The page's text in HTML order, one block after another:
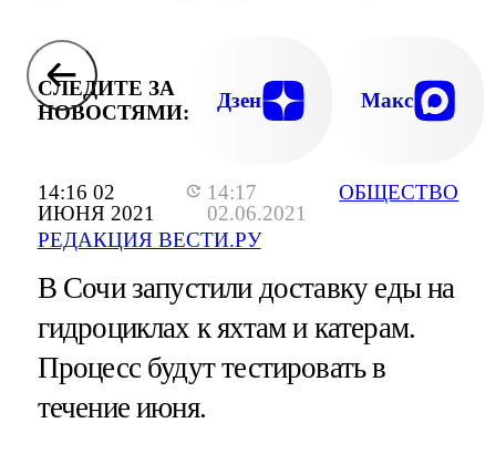
14:16 02
ИЮНЯ 2021
14:17
02.06.2021
РЕДАКЦИЯ ВЕСТИ.РУ
ОБЩЕСТВО
СЛЕДИТЕ ЗА
НОВОСТЯМИ:
Дзен Макс
В Сочи запустили доставку еды на
гидроциклах к яхтам и катерам.
Процесс будут тестировать в
течение июня.